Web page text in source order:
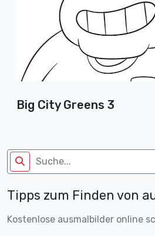
Big City Greens 3
Tipps zum Finden von
Kostenlose ausmalbilder online